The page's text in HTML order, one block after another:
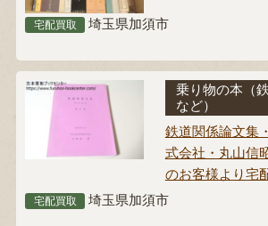
宅配買取 埼玉県加須市
乗り物の本（
など）
鉄道関係論文集
式会社・丸山信
のお客様より宅
宅配買取 埼玉県加須市